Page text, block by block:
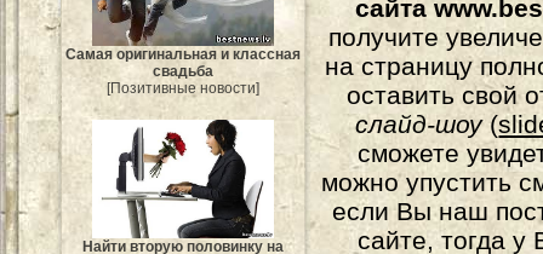
Самая оригинальная и классная
свадьба
[Позитивные новости]
Найти вторую половинку на
сайта
получите
на страницу
оставить свой
слайд-шоу(
сможете
можно упустить
если Вы наш
сайте, тогда у